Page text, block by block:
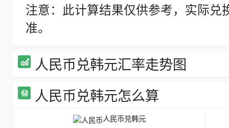
注意：此计算结果仅供参考，实际
准。
人民币兑韩元汇率走势图
人民币兑韩元怎么算
人民币兑韩元